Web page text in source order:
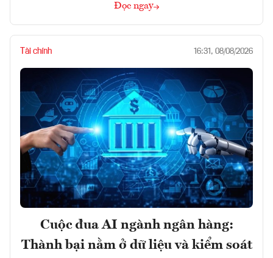
Đọc ngay
Tài chính 16:31, 08/08/2026
Cuộc đua AI ngành ngân hàng:
Thành bại nằm ở dữ liệu và kiểm soát